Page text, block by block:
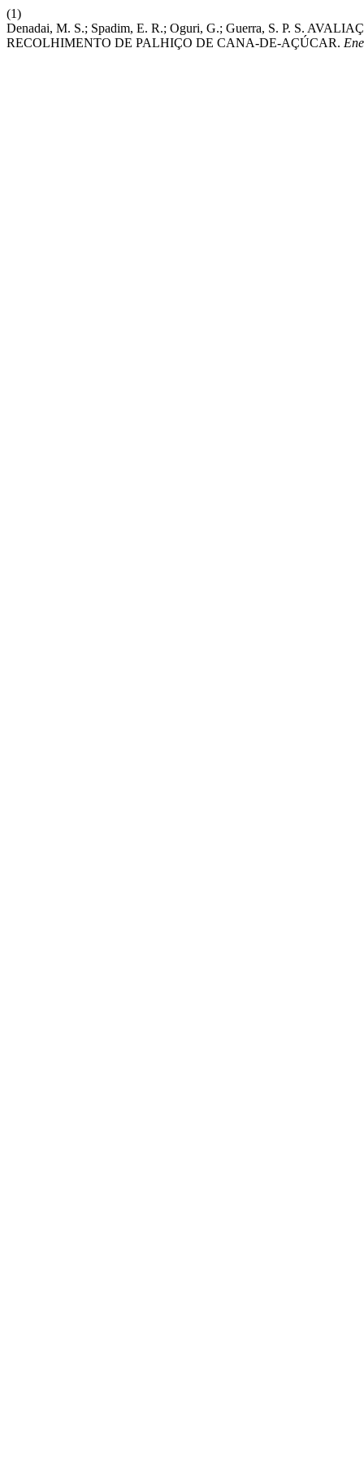
(1)
Denadai, M. S.; Spadim, E. R.; Oguri, G.; Guerra, S. P. S.
RECOLHIMENTO DE PALHIÇO DE CANA-DE-AÇÚCAR.